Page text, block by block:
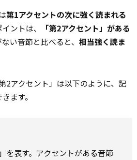
第1アクセントの次に強く読まれる
ントは、
「第2アクセント」がある
い音節と比べると、 相当強く読ま
2アクセント」は以下のように、記
ます。
を表す。アクセントがある音節